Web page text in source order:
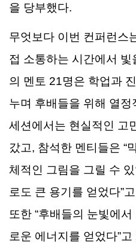
을 당부했다.
무엇보다 이번 컨퍼런스
접 소통하는 시간에서 빛
의 멘토 21명은 학업과
누며 후배들을 위해 열정
세션에서는 현실적인 고
갔고, 참석한 멘티들은 “
체적인 그림을 그릴 수
로도 큰 용기를 얻었다”고
또한 “후배들의 눈빛에서
로운 에너지를 얻었다”고